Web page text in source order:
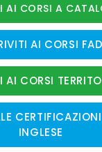
AI CORSI A
AI CORSI FAD
AI CORSI
INGLESE